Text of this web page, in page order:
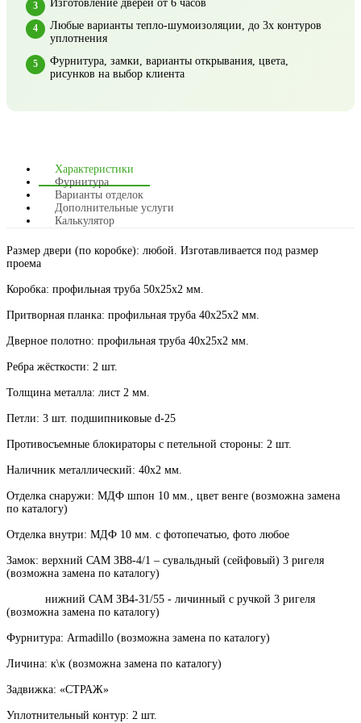
Изготовление дверей от 6 часов
Любые варианты тепло-шумоизоляции, до 3х контуров
уплотнения
Фурнитура, замки, варианты открывания, цвета,
рисунков на выбор клиента
Характеристики
Фурнитура
Варианты отделок
Дополнительные услуги
Калькулятор
Размер двери (по коробке): любой. Изготавливается под размер
проема
Коробка: профильная труба 50х25х2 мм.
Притворная планка: профильная труба 40х25х2 мм.
Дверное полотно: профильная труба 40х25х2 мм.
Ребра жёсткости: 2 шт.
Толщина металла: лист 2 мм.
Петли: 3 шт. подшипниковые d-25
Противосъемные блокираторы с петельной стороны: 2 шт.
Наличник металлический: 40х2 мм.
Отделка снаружи: МДФ шпон 10 мм., цвет венге (возможна замена
по каталогу)
Отделка внутри: МДФ 10 мм. с фотопечатью, фото любое
Замок: верхний САМ ЗВ8-4/1 – сувальдный (сейфовый) 3 ригеля
(возможна замена по каталогу)
нижний САМ ЗВ4-31/55 - личинный с ручкой 3 ригеля
(возможна замена по каталогу)
Фурнитура: Armadillo (возможна замена по каталогу)
Личина: к\к (возможна замена по каталогу)
Задвижка: «СТРАЖ»
Уплотнительный контур: 2 шт.